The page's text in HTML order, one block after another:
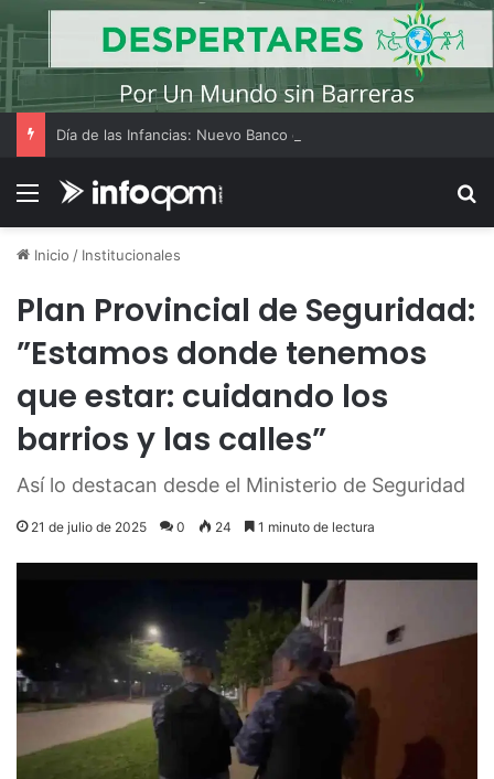
Menú
Inicio / Institucionales
Plan Provincial de Seguridad:
”Estamos donde tenemos
que estar: cuidando los
barrios y las calles”
Así lo destacan desde el Ministerio de Seguridad
21 de julio de 2025 0 24 1 minuto de lectura